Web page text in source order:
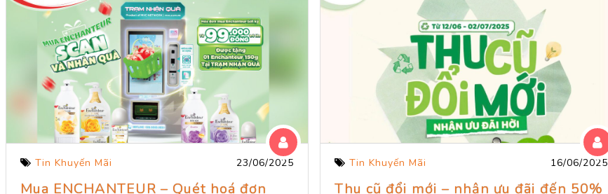
Tin Khuyến Mãi 23/06/2025
Mua ENCHANTEUR – Quét hoá đơn
Tin Khuyến Mãi 16/06/2025
Thu cũ đổi mới – nhận ưu đãi đến 50%